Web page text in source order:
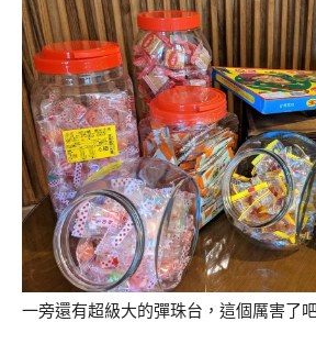
一旁還有超級大的彈珠台，這個厲害了吧